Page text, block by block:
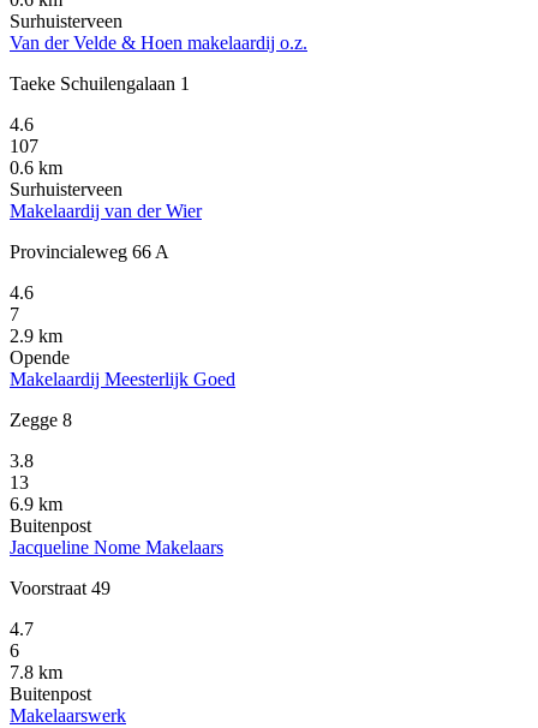
Surhuisterveen
Van der Velde & Hoen makelaardij o.z.
Taeke Schuilengalaan 1
4.6
107
0.6 km
Surhuisterveen
Makelaardij van der Wier
Provincialeweg 66 A
4.6
7
2.9 km
Opende
Makelaardij Meesterlijk Goed
Zegge 8
3.8
13
6.9 km
Buitenpost
Jacqueline Nome Makelaars
Voorstraat 49
4.7
6
7.8 km
Buitenpost
Makelaarswerk